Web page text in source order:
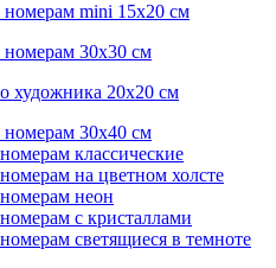
mini 15х20 см
30x30 см
художника 20х20 см
30х40 см
классические
на цветном холсте
неон
с кристаллами
светящиеся в темноте